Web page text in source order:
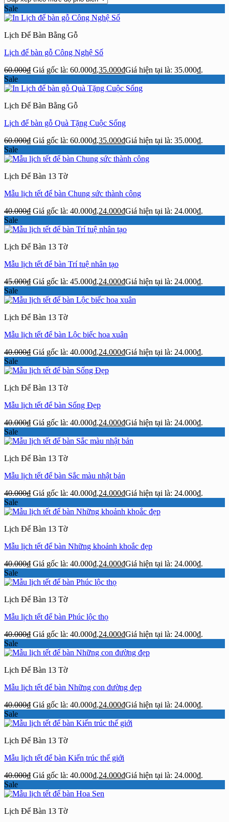
Sale
Lịch Để Bàn Bằng Gỗ
Lịch để bàn gỗ Công Nghệ Số
60.000₫ Giá gốc là: 60.000₫.35.000₫Giá hiện tại là: 35.000₫.
Sale
Lịch Để Bàn Bằng Gỗ
Lịch để bàn gỗ Quà Tặng Cuộc Sống
60.000₫ Giá gốc là: 60.000₫.35.000₫Giá hiện tại là: 35.000₫.
Sale
Lịch Để Bàn 13 Tờ
Mẫu lịch tết để bàn Chung sức thành công
40.000₫ Giá gốc là: 40.000₫.24.000₫Giá hiện tại là: 24.000₫.
Sale
Lịch Để Bàn 13 Tờ
Mẫu lịch tết để bàn Trí tuệ nhân tạo
45.000₫ Giá gốc là: 45.000₫.24.000₫Giá hiện tại là: 24.000₫.
Sale
Lịch Để Bàn 13 Tờ
Mẫu lịch tết để bàn Lộc biếc hoa xuân
40.000₫ Giá gốc là: 40.000₫.24.000₫Giá hiện tại là: 24.000₫.
Sale
Lịch Để Bàn 13 Tờ
Mẫu lịch tết để bàn Sống Đẹp
40.000₫ Giá gốc là: 40.000₫.24.000₫Giá hiện tại là: 24.000₫.
Sale
Lịch Để Bàn 13 Tờ
Mẫu lịch tết để bàn Sắc màu nhật bản
40.000₫ Giá gốc là: 40.000₫.24.000₫Giá hiện tại là: 24.000₫.
Sale
Lịch Để Bàn 13 Tờ
Mẫu lịch tết để bàn Những khoảnh khoắc đẹp
40.000₫ Giá gốc là: 40.000₫.24.000₫Giá hiện tại là: 24.000₫.
Sale
Lịch Để Bàn 13 Tờ
Mẫu lịch tết để bàn Phúc lộc thọ
40.000₫ Giá gốc là: 40.000₫.24.000₫Giá hiện tại là: 24.000₫.
Sale
Lịch Để Bàn 13 Tờ
Mẫu lịch tết để bàn Những con đường đẹp
40.000₫ Giá gốc là: 40.000₫.24.000₫Giá hiện tại là: 24.000₫.
Sale
Lịch Để Bàn 13 Tờ
Mẫu lịch tết để bàn Kiến trúc thế giới
40.000₫ Giá gốc là: 40.000₫.24.000₫Giá hiện tại là: 24.000₫.
Sale
Lịch Để Bàn 13 Tờ